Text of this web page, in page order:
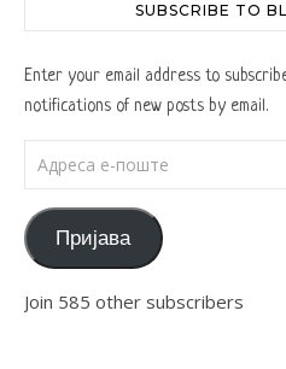
SUBSCRIBE TO
Enter your email address to
notifications of new posts by email.
Пријава
Join 585 other subscribers